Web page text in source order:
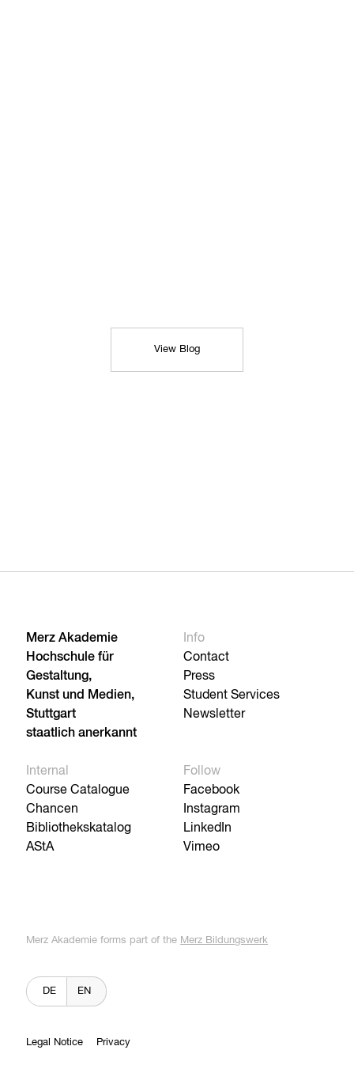
View Blog
Merz Akademie
Hochschule für
Gestaltung,
Kunst und Medien,
Stuttgart
staatlich anerkannt
Info
Contact
Press
Student Services
Newsletter
Internal
Course Catalogue
Chancen
Bibliothekskatalog
AStA
Follow
Facebook
Instagram
LinkedIn
Vimeo
Merz Akademie forms part of the Merz Bildungswerk
DE EN
Legal Notice Privacy